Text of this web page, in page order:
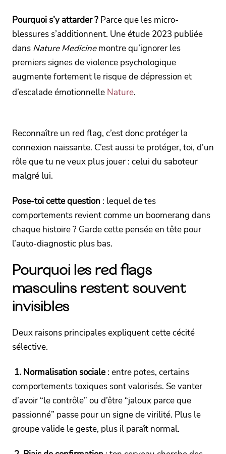
Pourquoi s’y attarder ? Parce que les micro-
blessures s’additionnent. Une étude 2023 publiée
dans Nature Medicinemontre qu’ignorer les
premiers signes de violence psychologique
augmente fortement le risque de dépression et
d’escalade émotionnelle Nature.
Reconnaître un red flag, c’est donc protéger la
connexion naissante. C’est aussi te protéger, toi, d’un
rôle que tu ne veux plus jouer : celui du saboteur
malgré lui.
Pose-toi cette question : lequel de tes
comportements revient comme un boomerang dans
chaque histoire ? Garde cette pensée en tête pour
l’auto-diagnostic plus bas.
Pourquoi les red flags
masculins restent souvent
invisibles
Deux raisons principales expliquent cette cécité
sélective.
1. Normalisation sociale : entre potes, certains
comportements toxiques sont valorisés. Se vanter
d’avoir “le contrôle” ou d’être “jaloux parce que
passionné” passe pour un signe de virilité. Plus le
groupe valide le geste, plus il paraît normal.